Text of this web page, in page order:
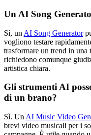
Un AI Song
Sì, un AI Song Generator
vogliono testare
trasformare un trend in
richiedono comunque
artistica chiara.
Gli strumenti AI
di un brano?
Sì. Un AI Music Video
brevi video musicali per i